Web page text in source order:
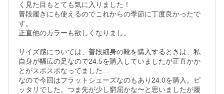
く見た目もとても気に入りました！
普段履きにも使えるのでこれからの季節に丁度良かったで
す。
正直他のカラーも欲しくなりまし。
サイズ感については、普段細身の靴を購入するときは、私
自身が幅広の足なので24.5を購入していましたが正直かか
とがスポスポなってました…
なので今回はフラットシューズなのもあり24.0を購入。ピ
ッタリでした。つま先が少し窮屈かな〜と思いましたが履